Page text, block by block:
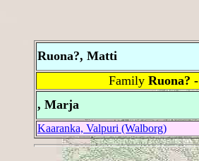
Ruona?, Matti
Family Ruona? -
, Marja
Kaaranka, Valpuri (Walborg)